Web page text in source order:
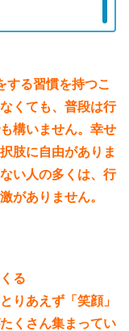
する習慣を持つこ
くても、普段は行
構いません。幸せ
肢に自由がありま
い人の多くは、行
がありません。
る
りあえず「笑顔」
くさん集まってい